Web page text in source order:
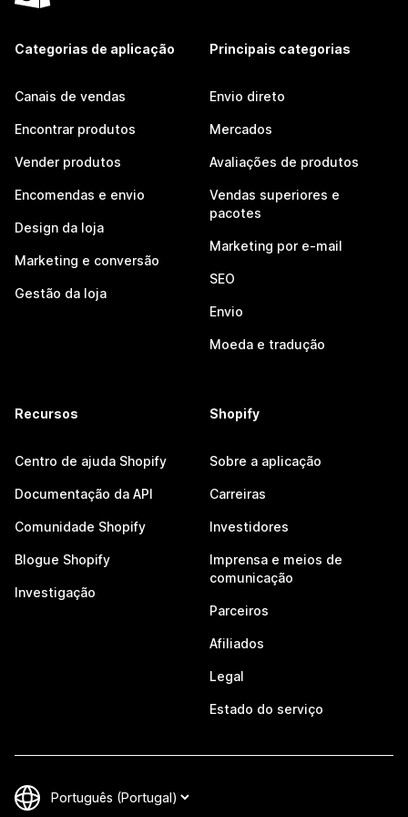
Categorias de aplicação
Canais de vendas
Encontrar produtos
Vender produtos
Encomendas e envio
Design da loja
Marketing e conversão
Gestão da loja
Principais categorias
Envio direto
Mercados
Avaliações de produtos
Vendas superiores e
pacotes
Marketing por e-mail
SEO
Envio
Moeda e tradução
Recursos
Centro de ajuda Shopify
Documentação da API
Comunidade Shopify
Blogue Shopify
Investigação
Shopify
Sobre a aplicação
Carreiras
Investidores
Imprensa e meios de
comunicação
Parceiros
Afiliados
Legal
Estado do serviço